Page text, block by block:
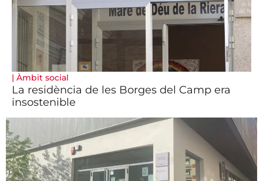
| Àmbit social
La residència de les Borges del Camp era
insostenible